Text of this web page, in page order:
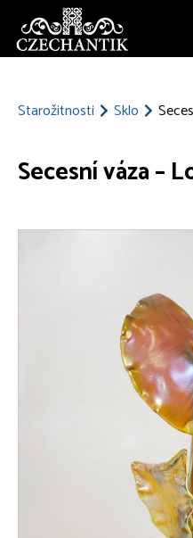
Starožitnosti Sklo
Secesní váza –